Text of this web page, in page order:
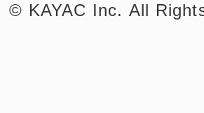
©︎ KAYAC Inc. All